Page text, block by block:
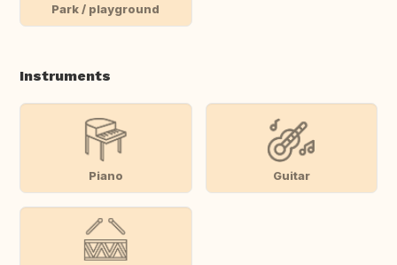
Park / playground
Instruments
Piano Guitar